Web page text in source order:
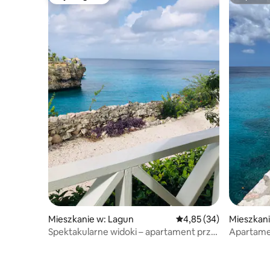
Mieszkanie w: Lagun Średnia ocena: 4,85 na
4,85 (34)
Spektakularne widoki – apartament przy